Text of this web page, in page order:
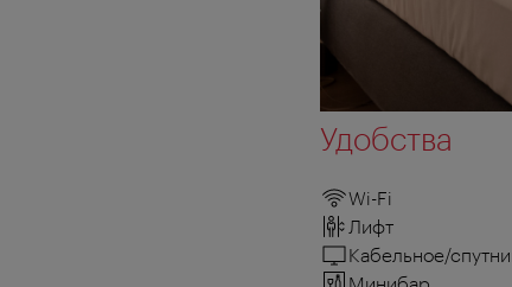
Удобства
Wi-Fi
Лифт
Кабельное/